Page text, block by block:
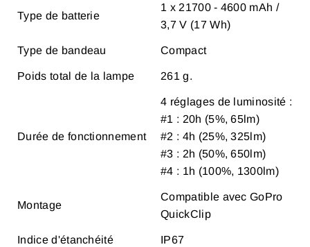
Type de batterie
1 x 21700 - 4600 mAh /
3,7 V (17 Wh)
Type de bandeau Compact
Poids total de la lampe 261 g.
Durée de fonctionnement
4 réglages de luminosité :
#1 : 20h (5%, 65lm)
#2 : 4h (25%, 325lm)
#3 : 2h (50%, 650lm)
#4 : 1h (100%, 1300lm)
Montage
Compatible avec GoPro
QuickClip
Indice d'étanchéité IP67